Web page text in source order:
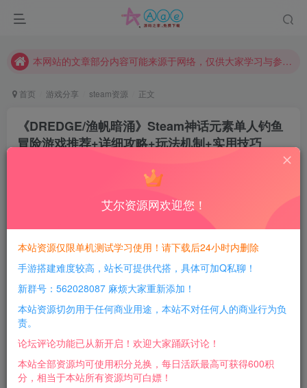
现在赞助会员享受专属折扣，详情点击此条公告。
本网站的文章部分内容可能来源于网络，仅供大家学习与参考，如有侵权，请联系站长QQ466107887进行删除处理。
首页 游戏分享 steam资源 正文
《DREDGE/渔帆暗涌》Steam神话元素单人钓鱼
冒险游戏推荐+详细攻略+玩法机制+实用技巧‌
每日活跃最高可获得600积分！所有资源可以使用
积分免费兑换！
游戏介绍：
《DREDGE》（中文译名《渔帆暗涌》）是一款融合克
苏鲁神话元素的单人钓鱼冒险游戏，由Black Salt Games开
发，Team17 Digital发行。以下是其核心信息整理：
基础信息‌
艾尔资源网欢迎您！
本站资源仅限单机测试学习使用！请下载后24小时内删除
手游搭建难度较高，站长可提供代搭，具体可加Q私聊！
新群号：562028087 麻烦大家重新添加！
本站资源切勿用于任何商业用途，本站不对任何人的商业行为负
责。
论坛评论功能已从新开启！欢迎大家踊跃讨论！
本站全部资源均可使用积分兑换，每日活跃最高可获得600积
分，相当于本站所有资源均可白嫖！